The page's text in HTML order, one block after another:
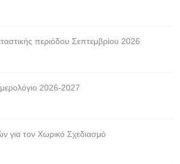
περιόδου Σεπτεμβρίου 2026
2026-2027
για τον Χωρικό Σχεδιασμό